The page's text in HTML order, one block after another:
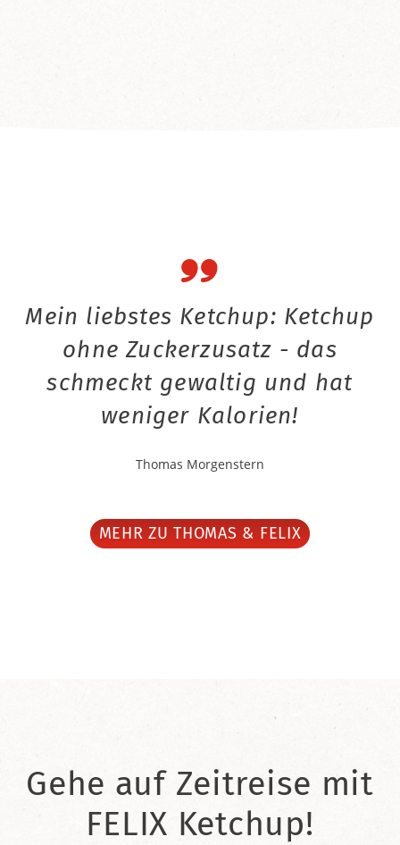
Mein liebstes Ketchup: Ketchup
ohne Zuckerzusatz - das
schmeckt gewaltig und hat
weniger Kalorien!
Thomas Morgenstern
MEHR ZU THOMAS & FELIX
Gehe auf Zeitreise mit
FELIX Ketchup!